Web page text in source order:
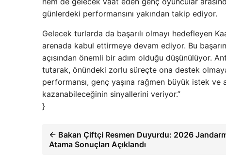
günlerdeki performansını yakından takip ediyor.
Gelecek turlarda da başarılı olmayı hedefleyen
arenada kabul ettirmeye devam ediyor. Bu
açısından önemli bir adım olduğu düşünülüyor.
tutarak, önündeki zorlu süreçte ona destek
performansı, genç yaşına rağmen büyük istek
kazanabileceğinin sinyallerini veriyor.”
}
← Bakan Çiftçi Resmen Duyurdu: 2026
Atama Sonuçları Açıklandı